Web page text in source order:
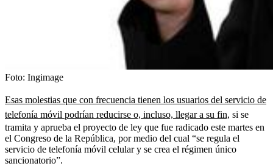
Foto: Ingimage
Esas molestias que con frecuencia tienen los usuarios del servicio de
telefonía móvil podrían reducirse o, incluso, llegar a su fin, si se
tramita y aprueba el proyecto de ley que fue radicado este martes en
el Congreso de la República, por medio del cual “se regula el
servicio de telefonía móvil celular y se crea el régimen único
sancionatorio”.